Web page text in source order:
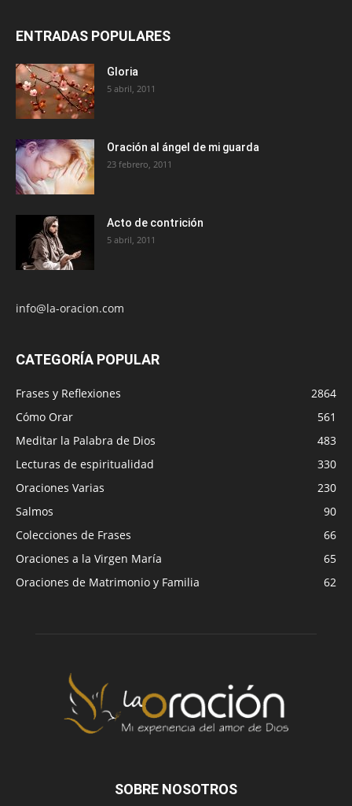
ENTRADAS POPULARES
Gloria
5 abril, 2011
Oración al ángel de mi guarda
23 febrero, 2011
Acto de contrición
5 abril, 2011
info@la-oracion.com
CATEGORÍA POPULAR
Frases y Reflexiones
2864
Cómo Orar
561
Meditar la Palabra de Dios
483
Lecturas de espiritualidad
330
Oraciones Varias
230
Salmos
90
Colecciones de Frases
66
Oraciones a la Virgen María
65
Oraciones de Matrimonio y Familia
62
SOBRE NOSOTROS